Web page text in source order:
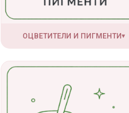
ОЦВЕТИТЕЛИ И ПИГМЕНТИ▾